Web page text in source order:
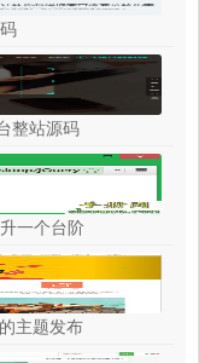
整站源码
一个台阶
主题发布